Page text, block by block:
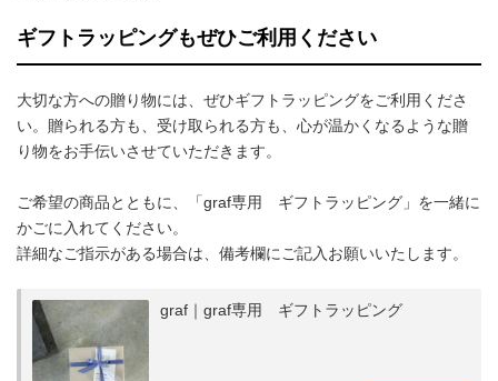
ギフトラッピングもぜひご利用ください
大切な方への贈り物には、ぜひギフトラッピングをご利用くださ
い。贈られる方も、受け取られる方も、心が温かくなるような贈
り物をお手伝いさせていただきます。
ご希望の商品とともに、「graf専用 ギフトラッピング」を一緒に
かごに入れてください。
詳細なご指示がある場合は、備考欄にご記入お願いいたします。
graf｜graf専用 ギフトラッピング